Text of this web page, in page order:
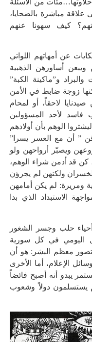
علاقة مباشرة بالضحايا،
كيف سهونا عنهم
عن أمهاتهم اللواتي
أساورهن الذهبية
و”ماكينة الكبة”
زوجة ضابط في الأمن
لاحقاً، أو لمحام
فاسد لأحد المسؤولين
الوهم بأن أولادهم
” أن مع العسر يسرا”
ويصبّر أرواحهن ولو
كن قد أدمن شراء الوهم،
ولكنهن لم يجرؤن
ومريرة: لم يكن أمامهن
الاستبداد الذي بدا
حلب وجسر الشغور
اليومي في كل سورية
معظم البشر: هو أن
الإعلام، أما الأخرى
يبدو أنه أصبح فائضاً
يستسلمون دولاً وشعوب